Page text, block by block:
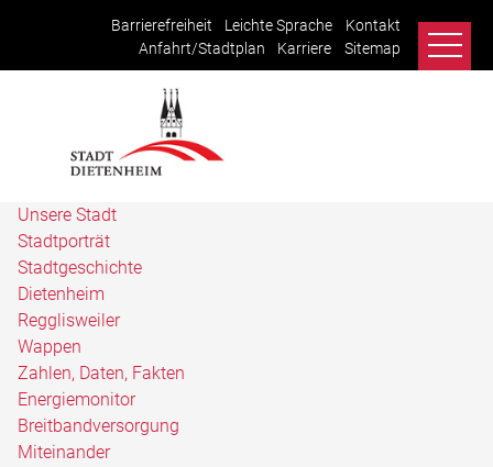
Barrierefreiheit Leichte Sprache
Kontakt
Anfahrt/Stadtplan
Karriere Sitemap
Unsere Stadt
Stadtporträt
Stadtgeschichte
Dietenheim
Regglisweiler
Wappen
Zahlen, Daten, Fakten
Energiemonitor
Breitbandversorgung
Miteinander